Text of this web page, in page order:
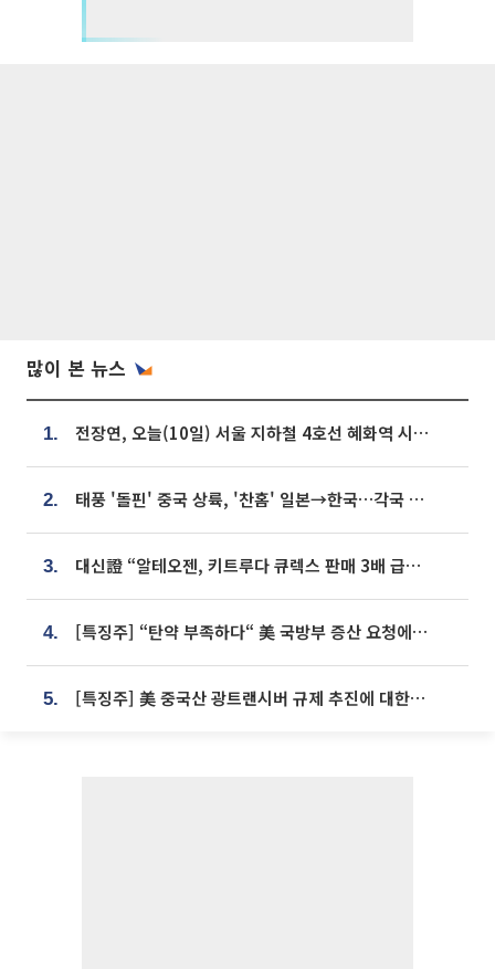
많이 본 뉴스
1. 전장연, 오늘(10일) 서울 지하철 4호선 혜화역 시위…1호선 용산역 무정차
2. 태풍 '돌핀' 중국 상륙, '찬홈' 일본→한국…각국 기상청 예상 경로는?
3. 대신證 “알테오젠, 키트루다 큐렉스 판매 3배 급증…목표가 41만원 상향”
4. [특징주] “탄약 부족하다“ 美 국방부 증산 요청에⋯국내 방산주 급등세
5. [특징주] 美 중국산 광트랜시버 규제 추진에 대한광통신 등 광통신株 강세